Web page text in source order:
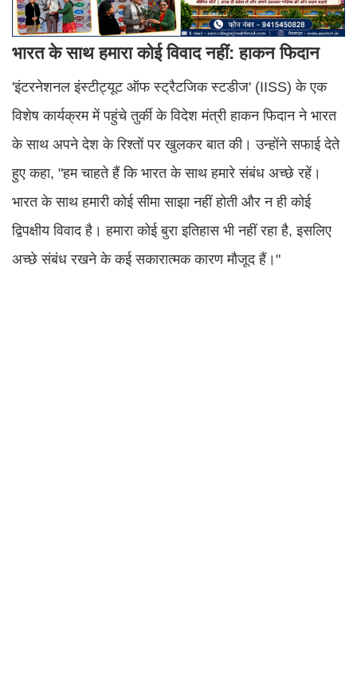
भारत के साथ हमारा कोई विवाद नहीं: हाकन फिदान
'इंटरनेशनल इंस्टीट्यूट ऑफ स्ट्रैटजिक स्टडीज' (IISS) के एक
विशेष कार्यक्रम में पहुंचे तुर्की के विदेश मंत्री हाकन फिदान ने भारत
के साथ अपने देश के रिश्तों पर खुलकर बात की। उन्होंने सफाई देते
हुए कहा, "हम चाहते हैं कि भारत के साथ हमारे संबंध अच्छे रहें।
भारत के साथ हमारी कोई सीमा साझा नहीं होती और न ही कोई
द्विपक्षीय विवाद है। हमारा कोई बुरा इतिहास भी नहीं रहा है, इसलिए
अच्छे संबंध रखने के कई सकारात्मक कारण मौजूद हैं।"